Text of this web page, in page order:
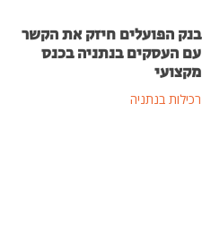
בנק הפועלים חיזק את הקשר
עם העסקים בנתניה בכנס
מקצועי
רכילות בנתניה